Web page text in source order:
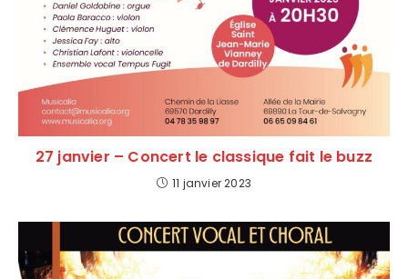
27 janvier – Concert le classique fait le buzz
11 janvier 2023